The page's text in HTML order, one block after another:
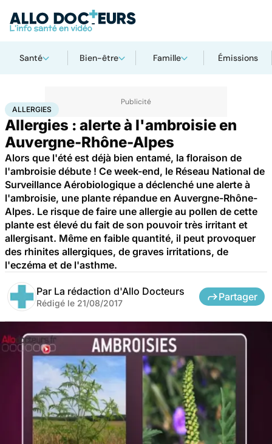
Santé Bien-être Famille Émissions
AccueilSanté Maladies
ALLERGIES
Allergies : alerte à l'ambroisie en
Auvergne-Rhône-Alpes
Alors que l'été est déjà bien entamé, la floraison de
l'ambroisie débute ! Ce week-end, le Réseau National de
Surveillance Aérobiologique a déclenché une alerte à
l'ambroisie, une plante répandue en Auvergne-Rhône-
Alpes. Le risque de faire une allergie au pollen de cette
plante est élevé du fait de son pouvoir très irritant et
allergisant. Même en faible quantité, il peut provoquer
des rhinites allergiques, de graves irritations, de
l'eczéma et de l'asthme.
Par La rédaction d'Allo Docteurs
Rédigé le 21/08/2017
Partager